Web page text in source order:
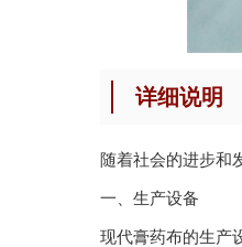
详细说明
随着社会的进步和
一、生产设备
现代膏药布的生产